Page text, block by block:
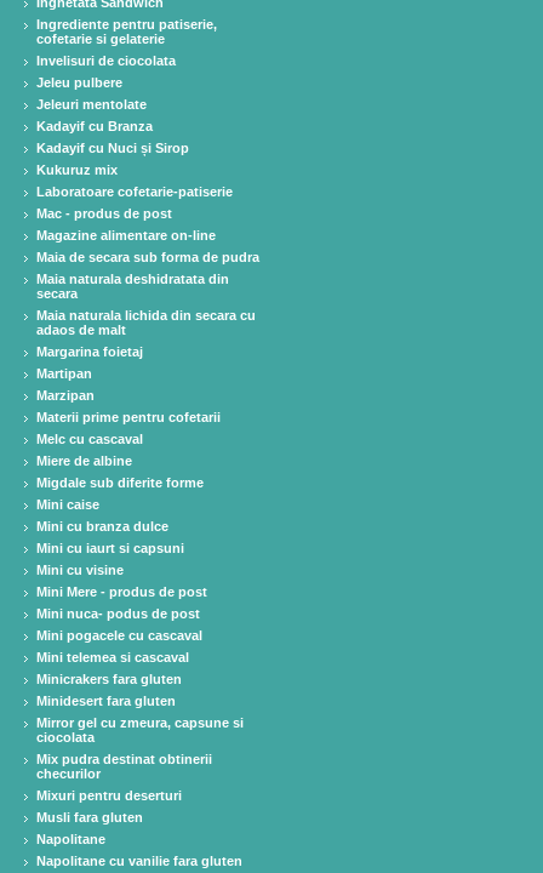
Ingrediente pentru patiserie,
cofetarie si gelaterie
Invelisuri de ciocolata
Jeleu pulbere
Jeleuri mentolate
Kadayif cu Branza
Kadayif cu Nuci și Sirop
Kukuruz mix
Laboratoare cofetarie-patiserie
Mac - produs de post
Magazine alimentare on-line
Maia de secara sub forma de pudra
Maia naturala deshidratata din
secara
Maia naturala lichida din secara cu
adaos de malt
Margarina foietaj
Martipan
Marzipan
Materii prime pentru cofetarii
Melc cu cascaval
Miere de albine
Migdale sub diferite forme
Mini caise
Mini cu branza dulce
Mini cu iaurt si capsuni
Mini cu visine
Mini Mere - produs de post
Mini nuca- podus de post
Mini pogacele cu cascaval
Mini telemea si cascaval
Minicrakers fara gluten
Minidesert fara gluten
Mirror gel cu zmeura, capsune si
ciocolata
Mix pudra destinat obtinerii
checurilor
Mixuri pentru deserturi
Musli fara gluten
Napolitane
Napolitane cu vanilie fara gluten